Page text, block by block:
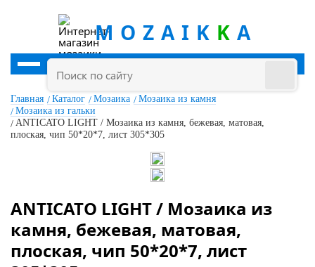
MOZAIK K A
Главная Каталог Мозаика
Мозаика из камня
Мозаика из гальки
ANTICATO LIGHT / Мозаика из камня, бежевая, матовая,
плоская, чип 50*20*7, лист 305*305
ANTICATO LIGHT / Мозаика из
камня, бежевая, матовая,
плоская, чип 50*20*7, лист